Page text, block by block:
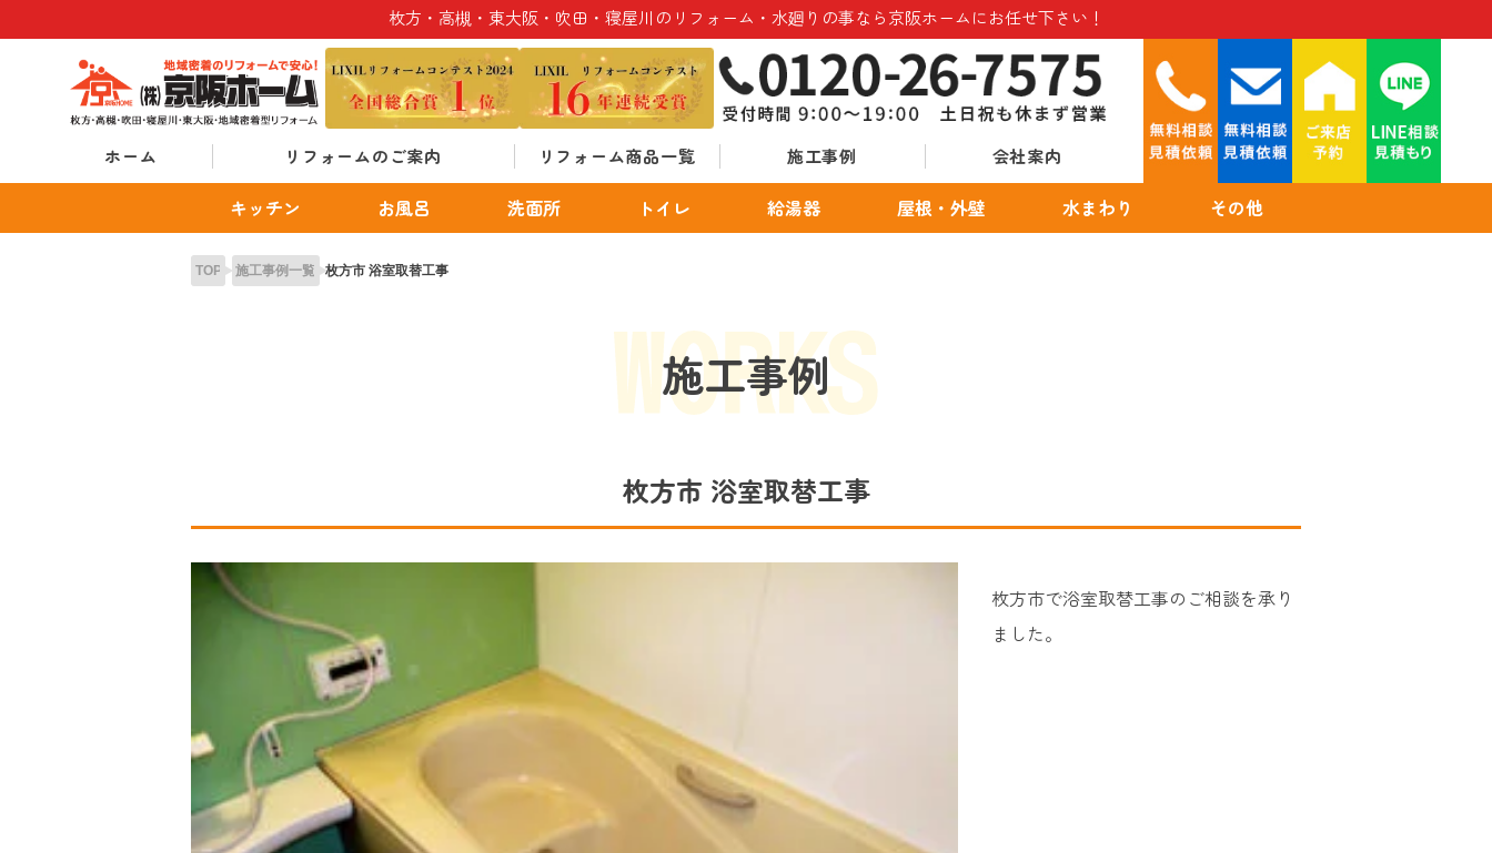
to
枚方・高槻・東大阪・吹田・寝屋川のリフォーム・水廻りの事なら京阪ホームにお任せ下さい！
ホーム リフォームのご案内 リフォーム商品一覧 施工事例 会社案内
キッチン お風呂 洗面所 トイレ 給湯器 屋根・外壁 水まわり その他
TOP 施工事例一覧 枚方市 浴室取替工事
施工事例
枚方市 浴室取替工事
枚方市で浴室取替工事のご相談を承り
ました。